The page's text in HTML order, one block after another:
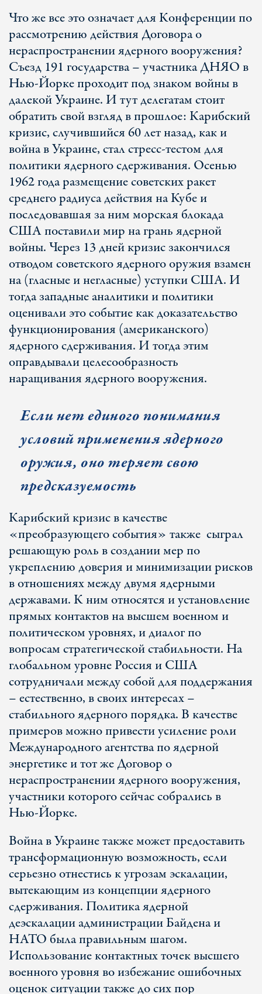
Что же все это означает для Конференции по
рассмотрению действия Договора о
нераспространении ядерного вооружения?
Съезд 191 государства – участника ДНЯО в
Нью-Йорке проходит под знаком войны в
далекой Украине. И тут делегатам стоит
обратить свой взгляд в прошлое: Карибский
кризис, случившийся 60 лет назад, как и
война в Украине, стал стресс-тестом для
политики ядерного сдерживания. Осенью
1962 года размещение советских ракет
среднего радиуса действия на Кубе и
последовавшая за ним морская блокада
США поставили мир на грань ядерной
войны. Через 13 дней кризис закончился
отводом советского ядерного оружия взамен
на (гласные и негласные) уступки США. И
тогда западные аналитики и политики
оценивали это событие как доказательство
функционирования (американского)
ядерного сдерживания. И тогда этим
оправдывали целесообразность
наращивания ядерного вооружения.
Если нет единого понимания
условий применения ядерного
оружия, оно теряет свою
предсказуемость
Карибский кризис в качестве
«преобразующего события» также сыграл
решающую роль в создании мер по
укреплению доверия и минимизации рисков
в отношениях между двумя ядерными
державами. К ним относятся и установление
прямых контактов на высшем военном и
политическом уровнях, и диалог по
вопросам стратегической стабильности. На
глобальном уровне Россия и США
сотрудничали между собой для поддержания
– естественно, в своих интересах –
стабильного ядерного порядка. В качестве
примеров можно привести усиление роли
Международного агентства по ядерной
энергетике и тот же Договор о
нераспространении ядерного вооружения,
участники которого сейчас собрались в
Нью-Йорке.
Война в Украине также может предоставить
трансформационную возможность, если
серьезно отнестись к угрозам эскалации,
вытекающим из концепции ядерного
сдерживания. Политика ядерной
деэскалации администрации Байдена и
НАТО была правильным шагом.
Использование контактных точек высшего
военного уровня во избежание ошибочных
оценок ситуации также до сих пор